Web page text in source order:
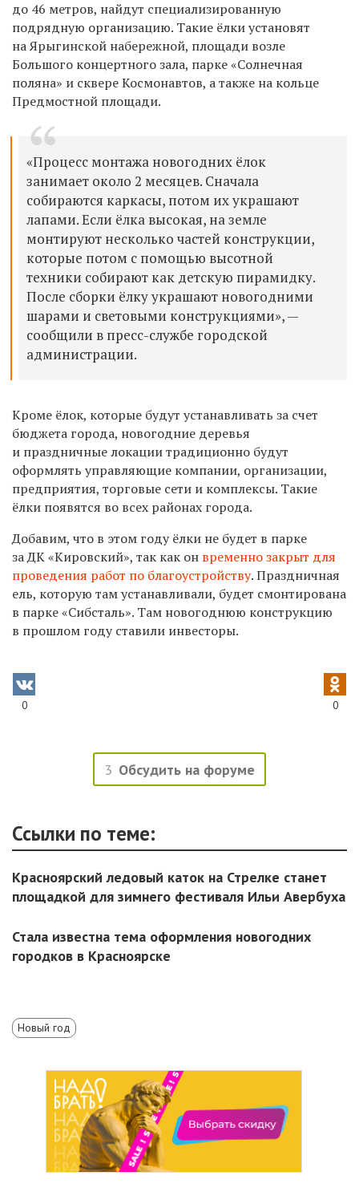
до 46 метров, найдут специализированную
подрядную организацию. Такие ёлки установят
на Ярыгинской набережной, площади возле
Большого концертного зала, парке «Солнечная
поляна» и сквере Космонавтов, а также на кольце
Предмостной площади.
«Процесс монтажа новогодних ёлок
занимает около 2 месяцев. Сначала
собираются каркасы, потом их украшают
лапами. Если ёлка высокая, на земле
монтируют несколько частей конструкции,
которые потом с помощью высотной
техники собирают как детскую пирамидку.
После сборки ёлку украшают новогодними
шарами и световыми конструкциями», —
сообщили в пресс-службе городской
администрации.
Кроме ёлок, которые будут устанавливать за счет
бюджета города, новогодние деревья
и праздничные локации традиционно будут
оформлять управляющие компании, организации,
предприятия, торговые сети и комплексы. Такие
ёлки появятся во всех районах города.
Добавим, что в этом году ёлки не будет в парке
за ДК «Кировский», так как он временно закрыт для
проведения работ по благоустройству. Праздничная
ель, которую там устанавливали, будет смонтирована
в парке «Сибсталь». Там новогоднюю конструкцию
в прошлом году ставили инвесторы.
0 0
3 Обсудить на форуме
Ссылки по теме:
Красноярский ледовый каток на Стрелке станет
площадкой для зимнего фестиваля Ильи Авербуха
Стала известна тема оформления новогодних
городков в Красноярске
Новый год